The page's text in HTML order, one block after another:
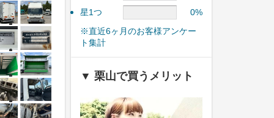
星1つ
0%
※直近6ヶ月のお客様アンケー
ト集計
▼ 栗山で買うメリット